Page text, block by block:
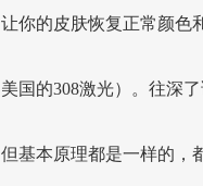
让你的皮肤恢复正常颜色
美国的308激光）。往深
但基本原理都是一样的，